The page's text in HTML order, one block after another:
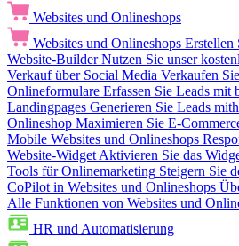
Websites und Onlineshops
Websites und Onlineshops Erstellen
Website-Builder Nutzen Sie unser
Verkauf über Social Media Verkaufen
Onlineformulare Erfassen Sie Leads mit
Landingpages Generieren Sie Leads
Onlineshop Maximieren Sie E-
Mobile Websites und Onlineshops
Website-Widget Aktivieren Sie das
Tools für Onlinemarketing Steigern Sie
CoPilot in Websites und Onlineshops
Alle Funktionen von Websites und
HR und Automatisierung